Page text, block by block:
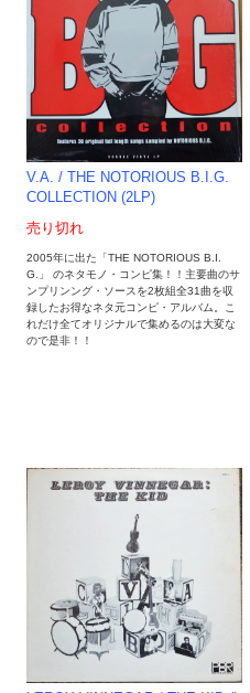
V.A. / THE NOTORIOUS B.I.G.
COLLECTION (2LP)
売り切れ
2005年に出た「THE NOTORIOUS B.I.
G.」 のネタモノ・コンピ集！！主要曲のサ
ンプリンング・ソースを2枚組全31曲を収
録したお得なネタ元コンピ・アルバム。こ
れだけ全てオリジナルで集めるのは大変な
ので是非！！